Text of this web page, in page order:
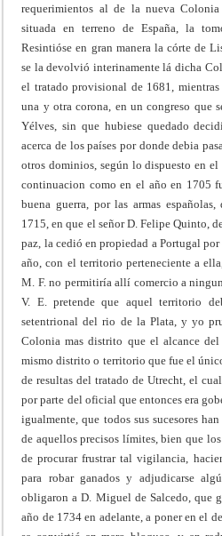
requerimientos al de la nueva
situada en terreno de España, la
Resintióse en gran manera la córte de
se la devolvió interinamente lá dicha
el tratado provisional de 1681, mientras
una y otra corona, en un congreso que
Yélves, sin que hubiese quedado
acerca de los países por donde debia
otros dominios, según lo dispuesto en
continuacion como en el año en 1705
buena guerra, por las armas
1715, en que el señor D. Felipe Quinto,
paz, la cedió en propiedad a Portugal
año, con el territorio perteneciente a
M. F. no permitiría allí comercio a
V. E. pretende que aquel territorio
setentrional del rio de la Plata, y yo
Colonia mas distrito que el alcance
mismo distrito o territorio que fue el
de resultas del tratado de Utrecht, el
por parte del oficial que entonces era
igualmente, que todos sus sucesores
de aquellos precisos límites, bien que
de procurar frustrar tal vigilancia,
para robar ganados y adjudicarse
obligaron a D. Miguel de Salcedo, que
año de 1734 en adelante, a poner en el